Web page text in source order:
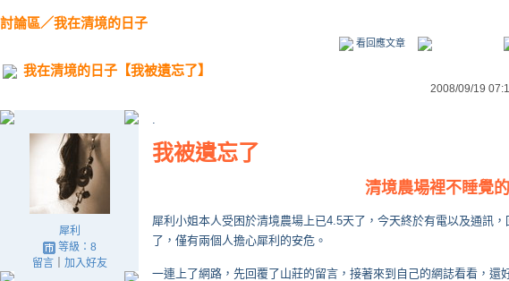
討論區／我在清境的日子
看回應文章
我在清境的日子【我被遺忘了】
2008/09/19
犀利
等級：8
留言｜ 加入好友
.
我被遺忘了
清境農場裡不睡覺
犀利小姐本人受困於清境農場上已4.5天了，今天終於有電以及通訊
了，僅有兩個人擔心犀利的安危。
一連上了網路，先回覆了山莊的留言，接著來到自己的網誌看看，還